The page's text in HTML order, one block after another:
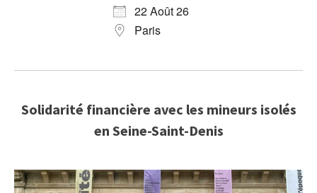
22 Août 26
Paris
Solidarité financière avec les mineurs isolés
en Seine-Saint-Denis